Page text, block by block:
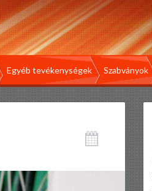
Egyéb tevékenységek Szabványok